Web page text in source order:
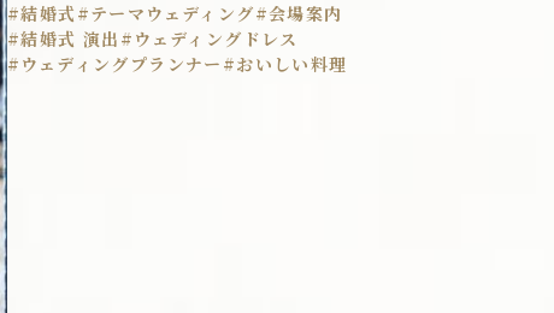
ペットウェディング プロポーズプラン
#結婚式 #テーマウェディング#会場案内
#結婚式 演出 #ウェディングドレス
#ウェディングプランナー #おいしい料理